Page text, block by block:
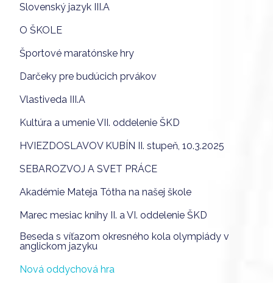
Slovenský jazyk III.A
O ŠKOLE
Športové maratónske hry
Darčeky pre budúcich prvákov
Vlastiveda III.A
Kultúra a umenie VII. oddelenie ŠKD
HVIEZDOSLAVOV KUBÍN II. stupeň, 10.3.2025
SEBAROZVOJ A SVET PRÁCE
Akadémie Mateja Tótha na našej škole
Marec mesiac knihy II. a VI. oddelenie ŠKD
Beseda s víťazom okresného kola olympiády v
anglickom jazyku
Nová oddychová hra